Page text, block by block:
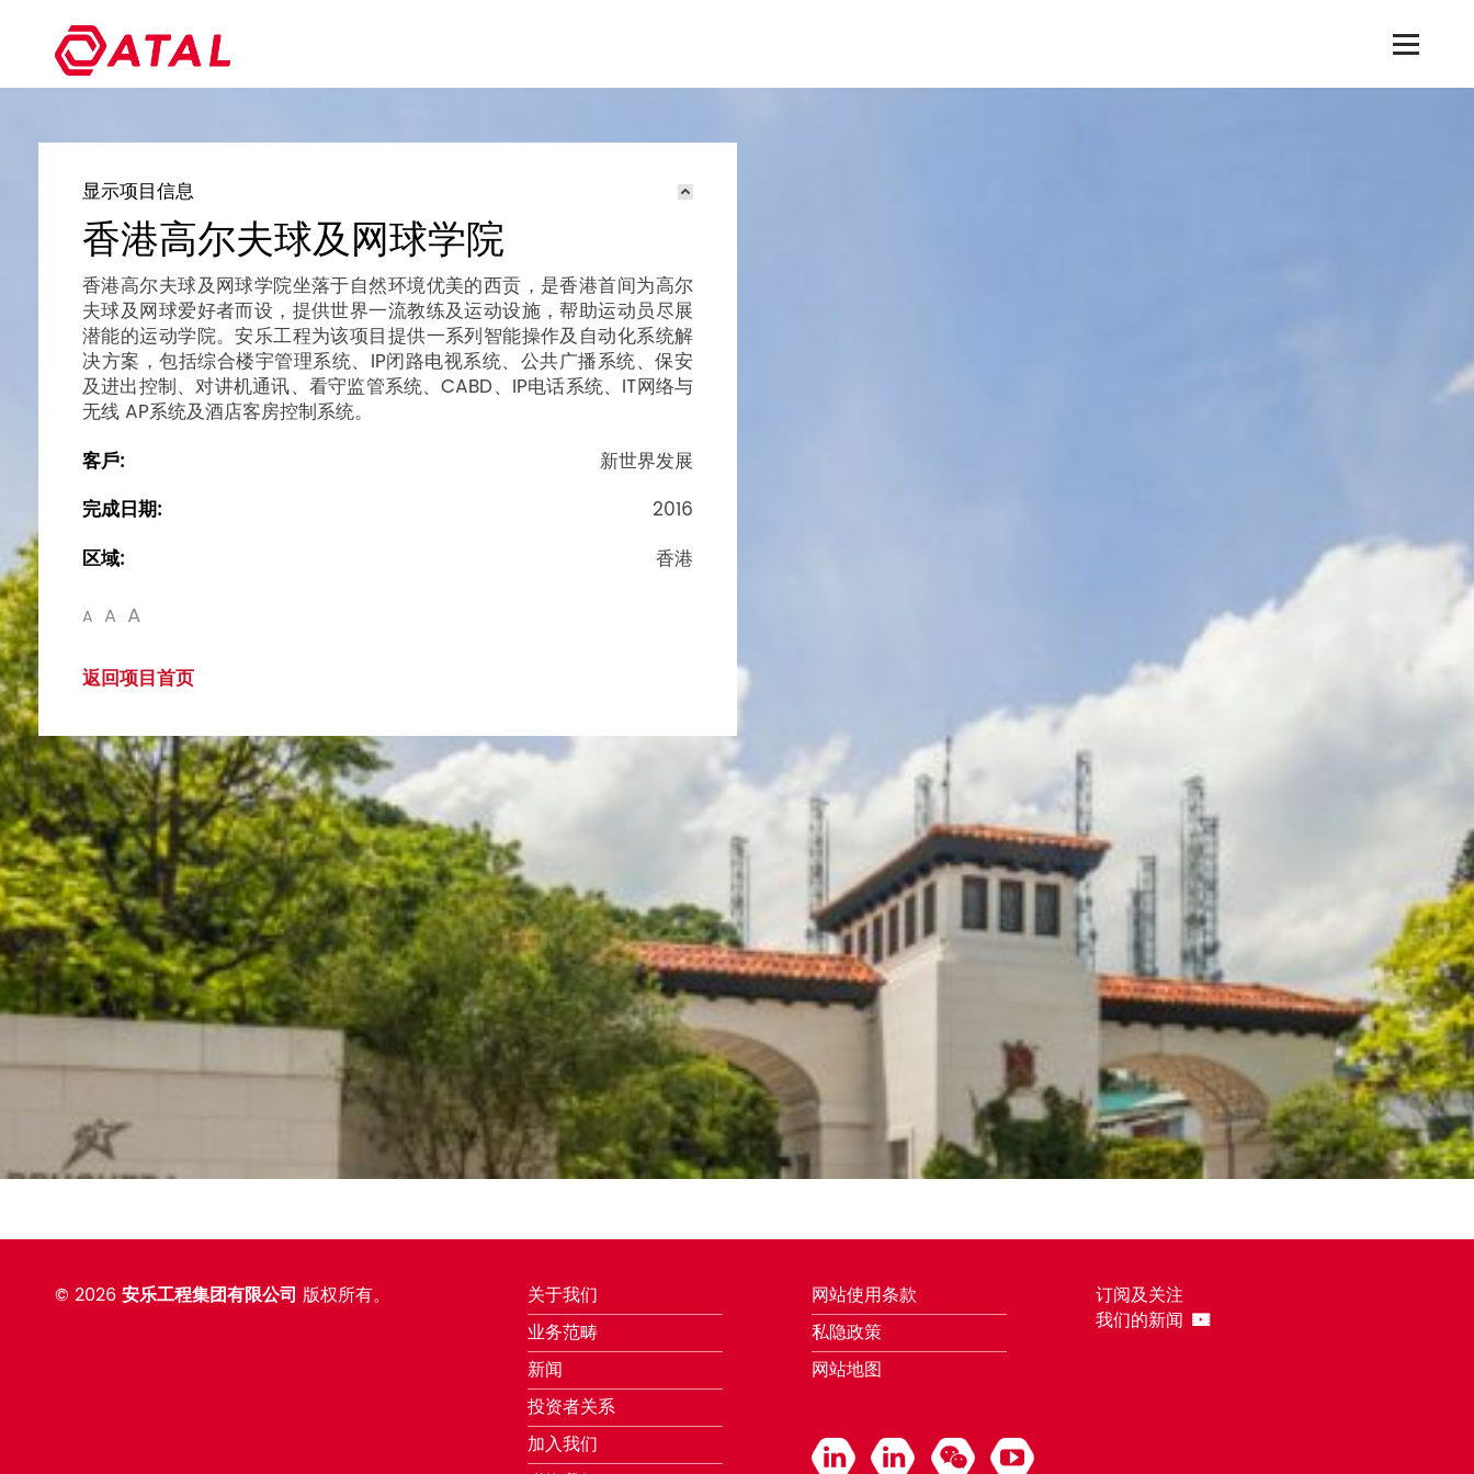
显示项目信息
香港高尔夫球及网球学院
香港高尔夫球及网球学院坐落于自然环境优美的西贡，是香港首间为高尔
夫球及网球爱好者而设，提供世界一流教练及运动设施，帮助运动员尽展
潜能的运动学院。安乐工程为该项目提供一系列智能操作及自动化系统解
决方案，包括综合楼宇管理系统、IP闭路电视系统、公共广播系统、保安
及进出控制、对讲机通讯、看守监管系统、CABD、IP电话系统、IT网络与
无线 AP系统及酒店客房控制系统。
客戶:
新世界发展
完成日期:
2016
区域:
香港
A A A
返回项目首页
© 2026安乐工程集团有限公司 版权所有。
关于我们
业务范畴
新闻
投资者关系
加入我们
网站使用条款
私隐政策
网站地图
订阅及关注
我们的新闻